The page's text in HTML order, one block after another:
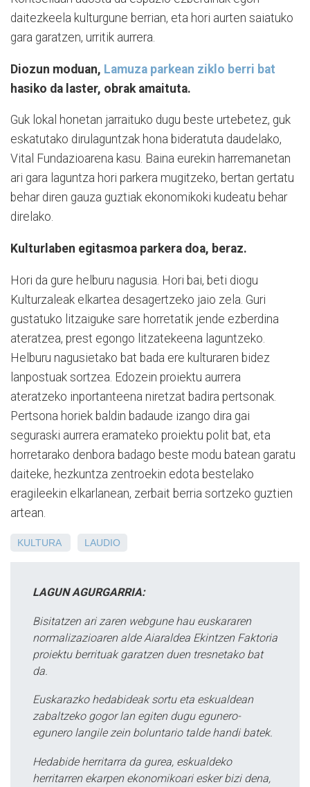
daitezkeela kulturgune berrian, eta hori aurten saiatuko
gara garatzen, urritik aurrera.
Diozun moduan, Lamuza parkean ziklo berri bat
hasiko da laster, obrak amaituta.
Guk lokal honetan jarraituko dugu beste urtebetez, guk
eskatutako dirulaguntzak hona bideratuta daudelako,
Vital Fundazioarena kasu. Baina eurekin harremanetan
ari gara laguntza hori parkera mugitzeko, bertan gertatu
behar diren gauza guztiak ekonomikoki kudeatu behar
direlako.
Kulturlaben egitasmoa parkera doa, beraz.
Hori da gure helburu nagusia. Hori bai, beti diogu
Kulturzaleak elkartea desagertzeko jaio zela. Guri
gustatuko litzaiguke sare horretatik jende ezberdina
ateratzea, prest egongo litzatekeena laguntzeko.
Helburu nagusietako bat bada ere kulturaren bidez
lanpostuak sortzea. Edozein proiektu aurrera
ateratzeko inportanteena niretzat badira pertsonak.
Pertsona horiek baldin badaude izango dira gai
seguraski aurrera eramateko proiektu polit bat, eta
horretarako denbora badago beste modu batean garatu
daiteke, hezkuntza zentroekin edota bestelako
eragileekin elkarlanean, zerbait berria sortzeko guztien
artean.
KULTURA LAUDIO
LAGUN AGURGARRIA:
Bisitatzen ari zaren webgune hau euskararen
normalizazioaren alde Aiaraldea Ekintzen Faktoria
proiektu berrituak garatzen duen tresnetako bat
da.
Euskarazko hedabideak sortu eta eskualdean
zabaltzeko gogor lan egiten dugu egunero-
egunero langile zein boluntario talde handi batek.
Hedabide herritarra da gurea, eskualdeko
herritarren ekarpen ekonomikoari esker bizi dena,